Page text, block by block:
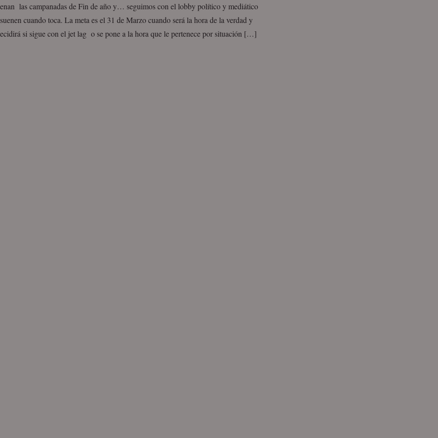
las campanadas de Fin de año y… seguimos con el lobby político y mediático
cuando toca. La meta es el 31 de Marzo cuando será la hora de la verdad y
si sigue con el jet lag o se pone a la hora que le pertenece por situación […]